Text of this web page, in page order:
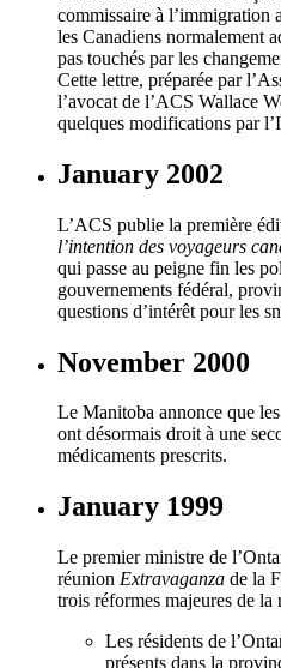
commissaire à l’immigration
les Canadiens normalement
pas touchés par les
Cette lettre, préparée par
l’avocat de l’ACS Wallace
quelques modifications par
January 2002
L’ACS publie la première
l’intention des voyageurs
qui passe au peigne fin les
gouvernements fédéral,
questions d’intérêt pour les
November 2000
Le Manitoba annonce que
ont désormais droit à une
médicaments prescrits.
January 1999
Le premier ministre de
réunion Extravaganza de la
trois réformes majeures de
Les résidents de
présents dans la